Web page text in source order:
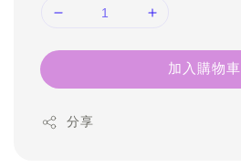
加入購物車
分享